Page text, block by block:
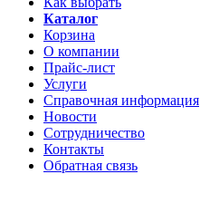
Каталог
Корзина
О компании
Прайс-лист
Услуги
Справочная информация
Новости
Сотрудничество
Контакты
Обратная связь